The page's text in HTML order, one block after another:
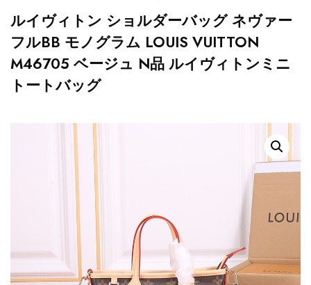
ルイヴィトン ショルダーバッグ ネヴァー
フルBB モノグラム LOUIS VUITTON
M46705 ベージュ N品 ルイヴィトンミニ
トートバッグ